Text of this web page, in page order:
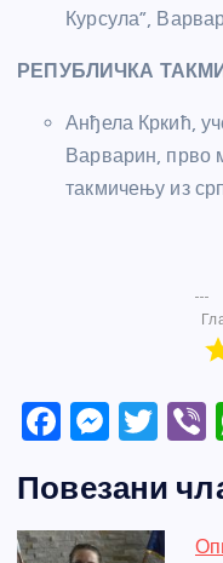
Курсула”,
РЕПУБЛИЧКА
Анђела Кркић,
Варварин, прво
такмичењу из
F
c
e
M
ss
e
T
itt
er
Повезани